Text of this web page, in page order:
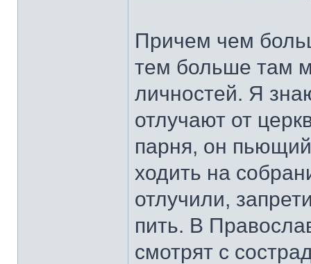
Причем чем
тем больше там
личностей. Я
отлучают от
парня, он
ходить на
отлучили,
пить. В
смотрят с